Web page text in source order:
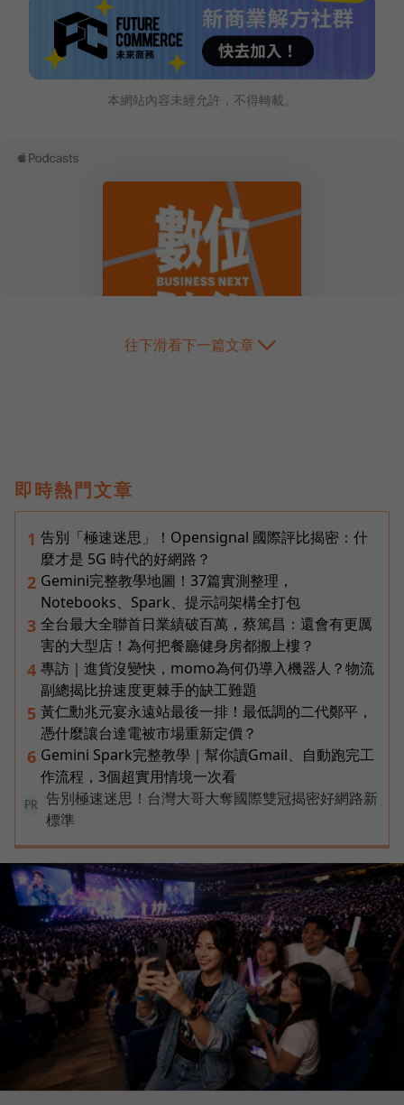
本網站內容未經允許，不得轉載。
往下滑看下一篇文章
即時熱門文章
1 告別「極速迷思」！Opensignal 國際評比揭密：什
麼才是 5G 時代的好網路？
2 Gemini完整教學地圖！37篇實測整理，
Notebooks、Spark、提示詞架構全打包
3 全台最大全聯首日業績破百萬，蔡篤昌：還會有更厲
害的大型店！為何把餐廳健身房都搬上樓？
4 專訪｜進貨沒變快，momo為何仍導入機器人？物流
副總揭比拚速度更棘手的缺工難題
5 黃仁勳兆元宴永遠站最後一排！最低調的二代鄭平，
憑什麼讓台達電被市場重新定價？
6 Gemini Spark完整教學｜幫你讀Gmail、自動跑完工
作流程，3個超實用情境一次看
PR
告別極速迷思！台灣大哥大奪國際雙冠揭密好網路新
標準